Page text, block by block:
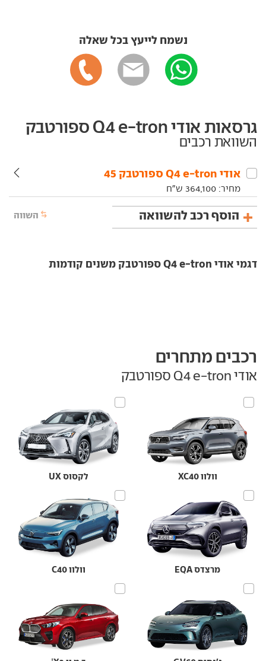
נשמח לייעץ בכל שאלה
גרסאות אודי Q4 e-tron ספורטבק
השוואת רכבים
אודי‏ Q4 e-tron ספורטבק‏ 45
מחיר: 364,100 ש"ח
הוסף רכב להשוואה השווה
דגמי אודי Q4 e-tron ספורטבק משנים קודמות
רכבים מתחרים
אודי Q4 e-tron ספורטבק
וולוו XC40 לקסוס UX
מרצדס EQA וולוו C40